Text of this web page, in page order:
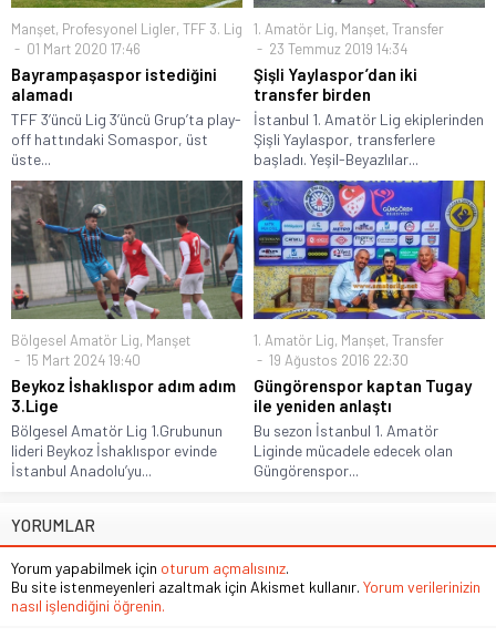
Manşet, Profesyonel Ligler, TFF 3. Lig
01 Mart 2020 17:46
Bayrampaşaspor istediğini
alamadı
TFF 3’üncü Lig 3’üncü Grup’ta play-
off hattındaki Somaspor, üst
üste...
1. Amatör Lig, Manşet, Transfer
23 Temmuz 2019 14:34
Şişli Yaylaspor’dan iki
transfer birden
İstanbul 1. Amatör Lig ekiplerinden
Şişli Yaylaspor, transferlere
başladı. Yeşil-Beyazlılar...
Bölgesel Amatör Lig, Manşet
15 Mart 2024 19:40
Beykoz İshaklıspor adım adım
3.Lige
Bölgesel Amatör Lig 1.Grubunun
lideri Beykoz İshaklıspor evinde
İstanbul Anadolu’yu...
1. Amatör Lig, Manşet, Transfer
19 Ağustos 2016 22:30
Güngörenspor kaptan Tugay
ile yeniden anlaştı
Bu sezon İstanbul 1. Amatör
Liginde mücadele edecek olan
Güngörenspor...
YORUMLAR
Yorum yapabilmek için oturum açmalısınız.
Bu site istenmeyenleri azaltmak için Akismet kullanır. Yorum verilerinizin
nasıl işlendiğini öğrenin.